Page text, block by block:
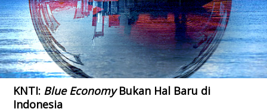
KNTI: Blue EconomyBukan Hal Baru di
Indonesia